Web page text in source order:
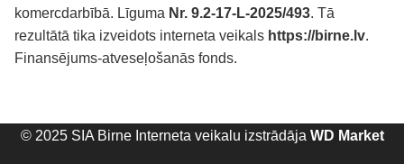
komercdarbībā. Līguma Nr. 9.2-17-L-2025/493. Tā
rezultātā tika izveidots interneta veikals https://birne.lv.
Finansējums-atveseļošanās fonds.
© 2025 SIA Birne Interneta veikalu izstrādāja WD Market